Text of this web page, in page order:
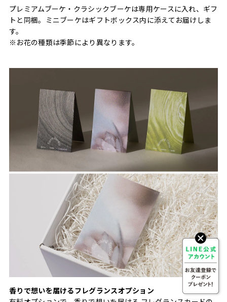
プレミアムブーケ・クラシックブーケは専用ケースに入れ、ギフ
トと同梱。ミニブーケはギフトボックス内に添えてお届けしま
す。
※お花の種類は季節により異なります。
香りで想いを届けるフレグランスオプション